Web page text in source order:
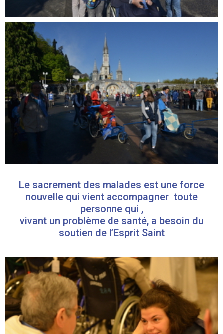
Le sacrement des malades est une force
nouvelle qui vient accompagner toute
personne qui ,
vivant un problème de santé, a besoin du
soutien de l’Esprit Saint